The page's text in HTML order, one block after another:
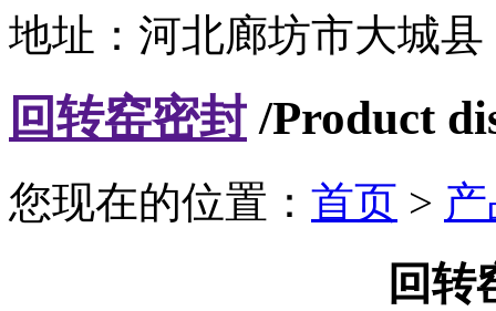
地址：河北廊坊市大城县
回转窑密封 /Product
您现在的位置： 首页 >
回转